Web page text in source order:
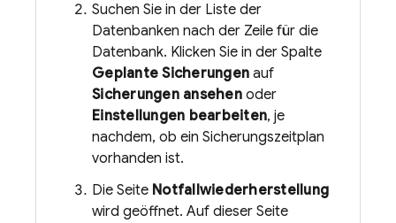
Suchen Sie in der Liste der
Datenbanken nach der Zeile für die
Datenbank. Klicken Sie in der Spalte
Geplante Sicherungen auf
Sicherungen ansehenoder
Einstellungen bearbeiten, je
nachdem, ob ein Sicherungszeitplan
vorhanden ist.
Die Seite Notfallwiederherstellung
wird geöffnet. Auf dieser Seite